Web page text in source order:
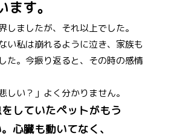
す。
しましたが、それ以上でした。
い私は崩れるように泣き、家族も
た。今振り返ると、その時の感情
しい？」よく分かりません。
していたペットがもう
心臓も動いてなく、